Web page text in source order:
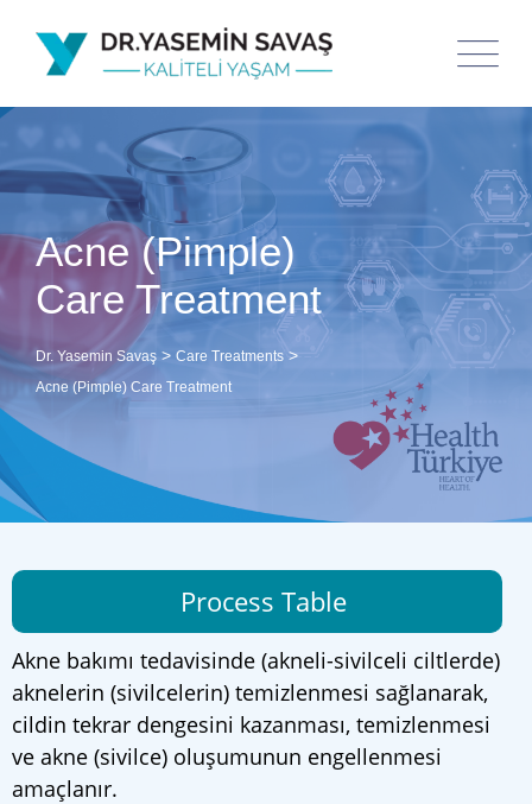
Acne (Pimple)
Care Treatment
Dr. Yasemin Savaş > Care Treatments >
Acne (Pimple) Care Treatment
Process Table
Akne bakımı tedavisinde (akneli-sivilceli ciltlerde)
aknelerin (sivilcelerin) temizlenmesi sağlanarak,
cildin tekrar dengesini kazanması, temizlenmesi
ve akne (sivilce) oluşumunun engellenmesi
amaçlanır.